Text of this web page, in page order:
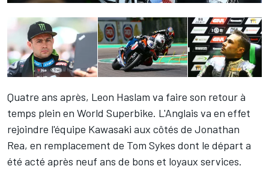
Quatre ans après, Leon Haslam va faire son retour à
temps plein en World Superbike. L'Anglais va en effet
rejoindre l'équipe Kawasaki aux côtés de Jonathan
Rea, en remplacement de Tom Sykes dont le départ a
été acté après neuf ans de bons et loyaux services.